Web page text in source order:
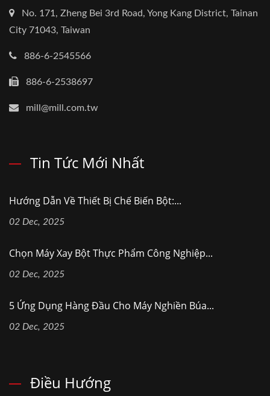
No. 171, Zheng Bei 3rd Road, Yong Kang District, Tainan
City 71043, Taiwan
886-6-2545566
886-6-2538697
mill@mill.com.tw
Tin Tức Mới Nhất
Hướng Dẫn Về Thiết Bị Chế Biến Bột:...
02 Dec, 2025
Chọn Máy Xay Bột Thực Phẩm Công Nghiệp...
02 Dec, 2025
5 Ứng Dụng Hàng Đầu Cho Máy Nghiền Búa...
02 Dec, 2025
Điều Hướng